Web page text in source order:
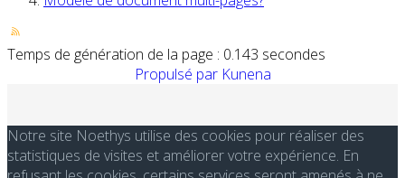
Temps de génération de la page : 0.143 secondes
Propulsé par Kunena
Notre site Noethys utilise des cookies pour réaliser des
statistiques de visites et améliorer votre expérience. En